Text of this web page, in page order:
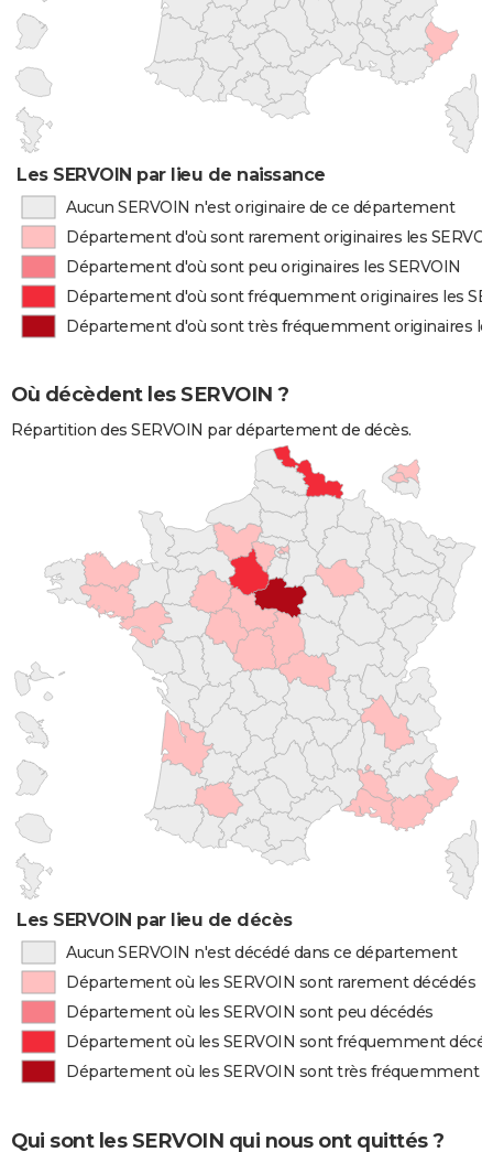
Les SERVOIN par lieu de naissance
Aucun SERVOIN n'est originaire de ce département
Département d'où sont rarement originaires les
Département d'où sont peu originaires les SERVOIN
Département d'où sont fréquemment originaires les
Département d'où sont très fréquemment originaires
Où décèdent les SERVOIN ?
Répartition des SERVOIN par département de décès.
Les SERVOIN par lieu de décès
Aucun SERVOIN n'est décédé dans ce département
Département où les SERVOIN sont rarement décédés
Département où les SERVOIN sont peu décédés
Département où les SERVOIN sont fréquemment
Département où les SERVOIN sont très fréquemment
Qui sont les SERVOIN qui nous ont quittés ?